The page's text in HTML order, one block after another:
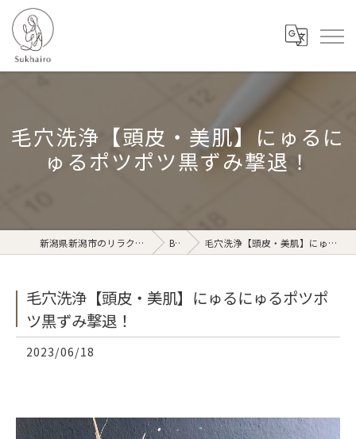
毛穴洗浄【頭皮・美肌】にゅるに
ゅるポツポツ黒ずみ撃退！
新潟県新潟市のリラクゼーションならSukhairo Blog 毛穴洗浄【頭皮・美肌】にゅるにゅるポツポツ黒ずみ撃退！
毛穴洗浄【頭皮・美肌】にゅるにゅるポツポ
ツ黒ずみ撃退！
2023/06/18